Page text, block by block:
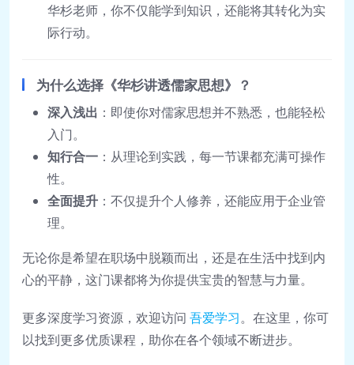
华杉老师，你不仅能学到知识，还能将其转化为实
际行动。
为什么选择《华杉讲透儒家思想》？
深入浅出 ：即使你对儒家思想并不熟悉，也能轻松
入门。
知行合一 ：从理论到实践，每一节课都充满可操作
性。
全面提升 ：不仅提升个人修养，还能应用于企业管
理。
无论你是希望在职场中脱颖而出，还是在生活中找到内
心的平静，这门课都将为你提供宝贵的智慧与力量。
更多深度学习资源，欢迎访问 吾爱学习。在这里，你可
以找到更多优质课程，助你在各个领域不断进步。